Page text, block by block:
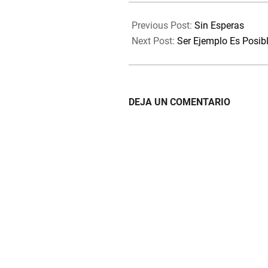
03-
29
Previous Post: Sin Esperas
Next Post: Ser Ejemplo Es
DEJA UN COMENTARIO